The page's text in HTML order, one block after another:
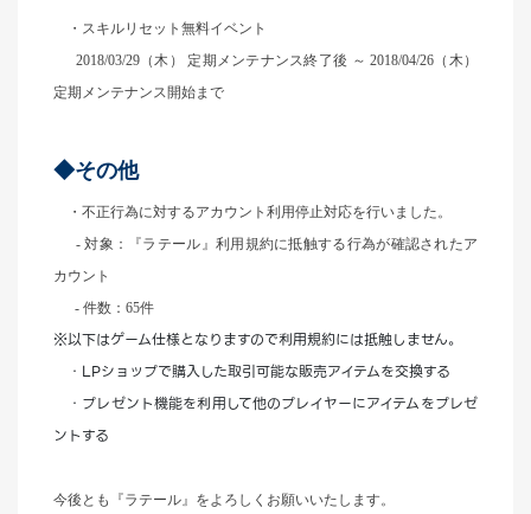
・スキルリセット無料イベント
2018/03/29（木） 定期メンテナンス終了後 ～ 2018/04/26（木）
定期メンテナンス開始まで
◆その他
・不正行為に対するアカウント利用停止対応を行いました。
-対象：『ラテール』利用規約に抵触する行為が確認されたア
カウント
- 件数：65件
※以下はゲーム仕様となりますので利用規約には抵触しません。
・LPショップで購入した取引可能な販売アイテムを交換する
・プレゼント機能を利用して他のプレイヤーにアイテムをプレゼ
ントする
今後とも『ラテール』をよろしくお願いいたします。